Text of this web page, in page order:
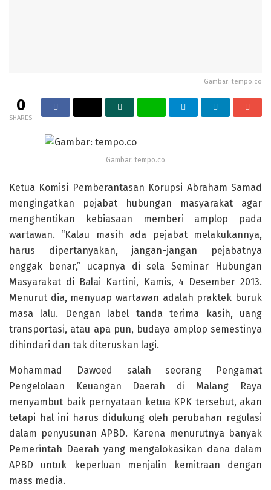
Gambar: tempo.co
0
SHARES
Gambar: tempo.co
Ketua Komisi Pemberantasan Korupsi Abraham Samad
mengingatkan pejabat hubungan masyarakat agar
menghentikan kebiasaan memberi amplop pada
wartawan. “Kalau masih ada pejabat melakukannya,
harus dipertanyakan, jangan-jangan pejabatnya
enggak benar,” ucapnya di sela Seminar Hubungan
Masyarakat di Balai Kartini, Kamis, 4 Desember 2013.
Menurut dia, menyuap wartawan adalah praktek buruk
masa lalu. Dengan label tanda terima kasih, uang
transportasi, atau apa pun, budaya amplop semestinya
dihindari dan tak diteruskan lagi.
Mohammad Dawoed salah seorang Pengamat
Pengelolaan Keuangan Daerah di Malang Raya
menyambut baik pernyataan ketua KPK tersebut, akan
tetapi hal ini harus didukung oleh perubahan regulasi
dalam penyusunan APBD. Karena menurutnya banyak
Pemerintah Daerah yang mengalokasikan dana dalam
APBD untuk keperluan menjalin kemitraan dengan
mass media.